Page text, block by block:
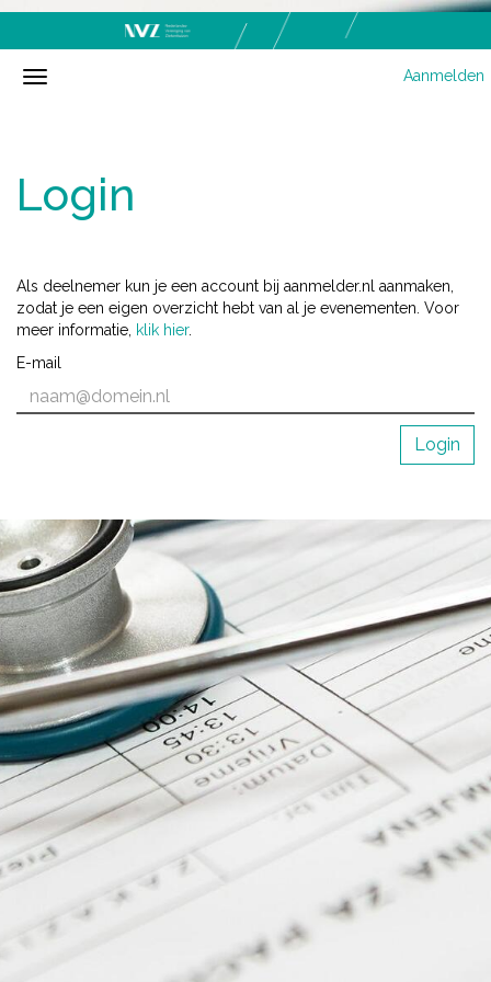
Aanmelden
Login
Als deelnemer kun je een account bij aanmelder.nl aanmaken,
zodat je een eigen overzicht hebt van al je evenementen. Voor
meer informatie, klik hier.
E-mail
Login